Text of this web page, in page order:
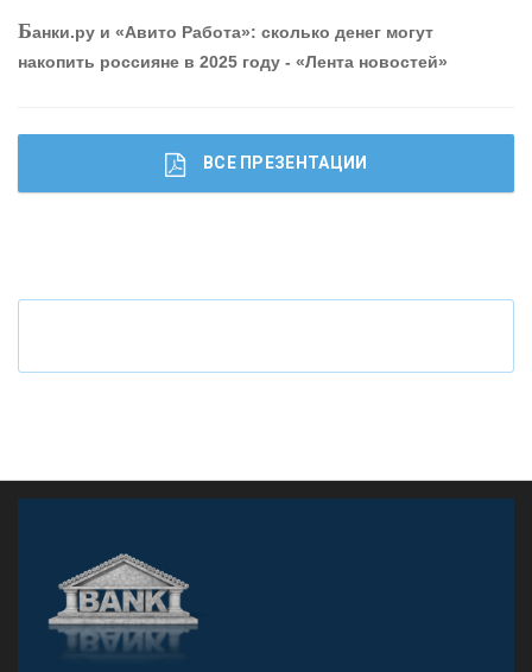
Что будет с наличными деньгами при цифровом
Банки.ру и «Авито Работа»: сколько денег могут
накопить россияне в 2025 году - «Лента новостей»
ВСЕ ПРЕЗЕНТАЦИИ